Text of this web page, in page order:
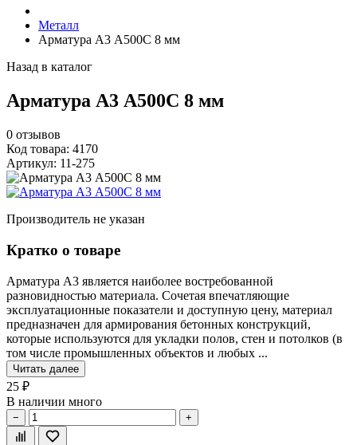
Металл
Арматура А3 А500С 8 мм
Назад в каталог
Арматура А3 А500С 8 мм
0 отзывов
Код товара: 4170
Артикул: 11-275
Производитель не указан
Кратко о товаре
Арматура А3 является наиболее востребованной
разновидностью материала. Сочетая впечатляющие
эксплуатационные показатели и доступную цену, материал
предназначен для армирования бетонных конструкций,
которые используются для укладки полов, стен и потолков (в
том числе промышленных объектов и любых ...
Читать далее
25 ₽
В наличии много
− +